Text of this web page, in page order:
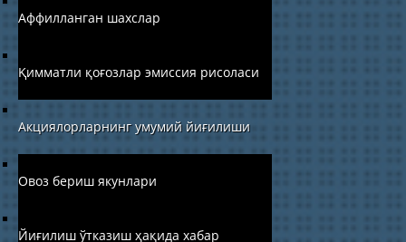
Аффилланган шахслар
Қимматли қоғозлар эмиссия рисоласи
Акциялорларнинг умумий йиғилиши
Овоз бериш якунлари
Йиғилиш ўтказиш ҳақида хабар